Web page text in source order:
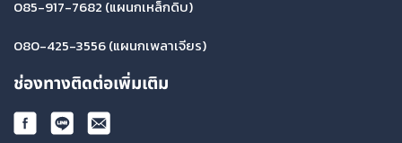
085-917-7682 (แผนกเหล็กดิบ)
080-425-3556(แผนกเพลาเจียร)
ช่องทางติดต่อเพิ่มเติม